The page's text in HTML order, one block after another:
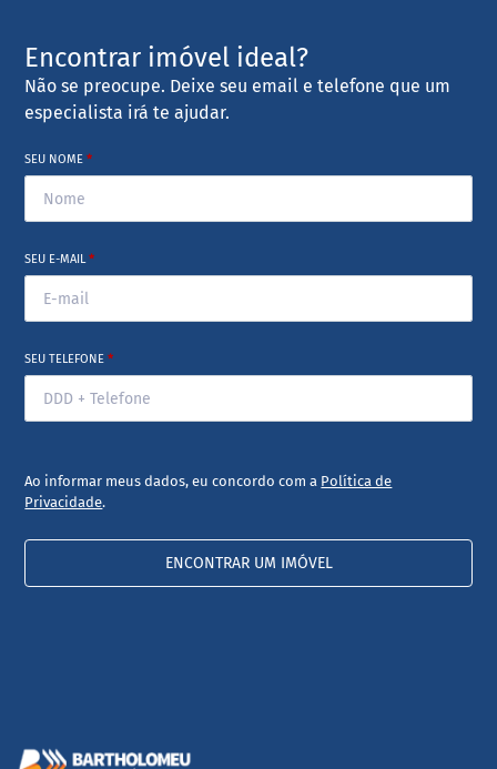
Encontrar imóvel ideal?
Não se preocupe. Deixe seu email e telefone que um
especialista irá te ajudar.
SEU NOME*
SEU E-MAIL*
SEU TELEFONE*
Ao informar meus dados, eu concordo com a Política de
Privacidade.
ENCONTRAR UM IMÓVEL